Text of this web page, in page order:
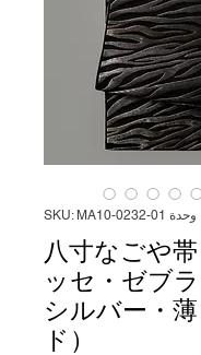
وحدة SKU: MA10-0232-01
八寸なごや
ッセ・ゼブ
シルバー・
ド）